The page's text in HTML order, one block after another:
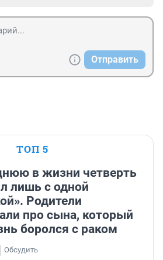
Отправить
ТОП 5
в жизни четверть
лишь с одной
Родители
про сына, который
боролся с раком
Обсудить